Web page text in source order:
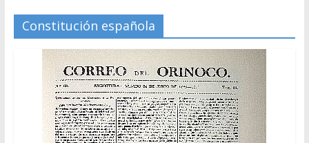
Constitución española